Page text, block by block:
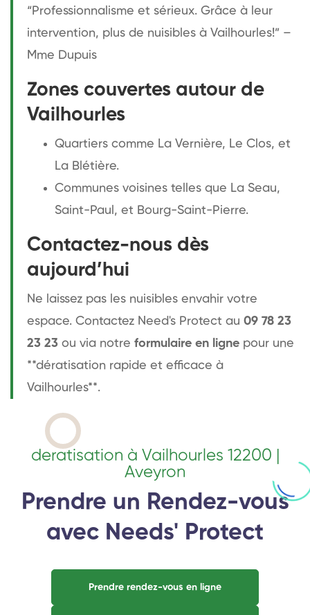
“Professionnalisme et sérieux. Grâce à leur
intervention, plus de nuisibles à Vailhourles!” –
Mme Dupuis
Zones couvertes autour de
Vailhourles
Quartiers comme La Vernière, Le Clos, et
La Blétière.
Communes voisines telles que La Seau,
Saint-Paul, et Bourg-Saint-Pierre.
Contactez-nous dès
aujourd’hui
Ne laissez pas les nuisibles envahir votre
espace. Contactez Need's Protect au 09 78 23
23 23 ou via notre formulaire en ligne pour une
**dératisation rapide et efficace à
Vailhourles**.
deratisation à Vailhourles 12200 |
Aveyron
Prendre un Rendez-vous
avec Needs' Protect
Prendre rendez-vous en ligne